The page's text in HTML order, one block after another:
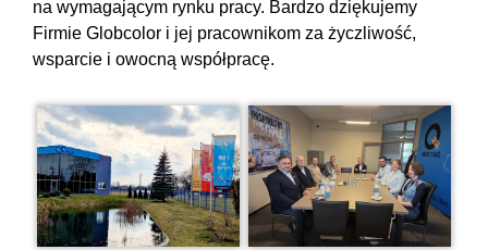
na wymagającym rynku pracy. Bardzo dziękujemy
Firmie Globcolor i jej pracownikom za życzliwość,
wsparcie i owocną współpracę.